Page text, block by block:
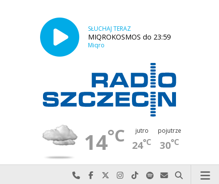
SŁUCHAJ TERAZ
MIQROKOSMOS do 23:59
Miqro
14°C jutro
24°C
pojutrze
30°C
Najlepiej po prostu do nas zadzwoń
Odwiedź nas na Facebook-u
Odwiedź nas na X
Odwiedź nas na Instagram-ie
Odwiedź nas na TikTok-u
Szukaj nas na Spotify
Wyślij do nas
Szukaj